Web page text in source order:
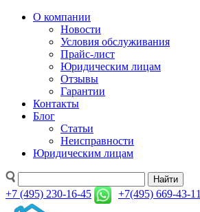
О компании
Новости
Условия обслуживания
Прайс-лист
Юридическим лицам
Отзывы
Гарантии
Контакты
Блог
Статьи
Неисправности
Юридическим лицам
Найти
+7 (495) 230-16-45 +7(495) 669-43-11